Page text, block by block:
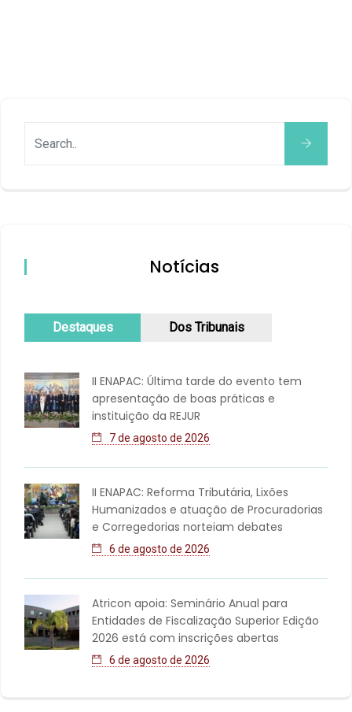
Notícias
Destaques Dos Tribunais
II ENAPAC: Última tarde do evento tem
apresentação de boas práticas e
instituição da REJUR
7 de agosto de 2026
II ENAPAC: Reforma Tributária, Lixões
Humanizados e atuação de Procuradorias
e Corregedorias norteiam debates
6 de agosto de 2026
Atricon apoia: Seminário Anual para
Entidades de Fiscalização Superior Edição
2026 está com inscrições abertas
6 de agosto de 2026